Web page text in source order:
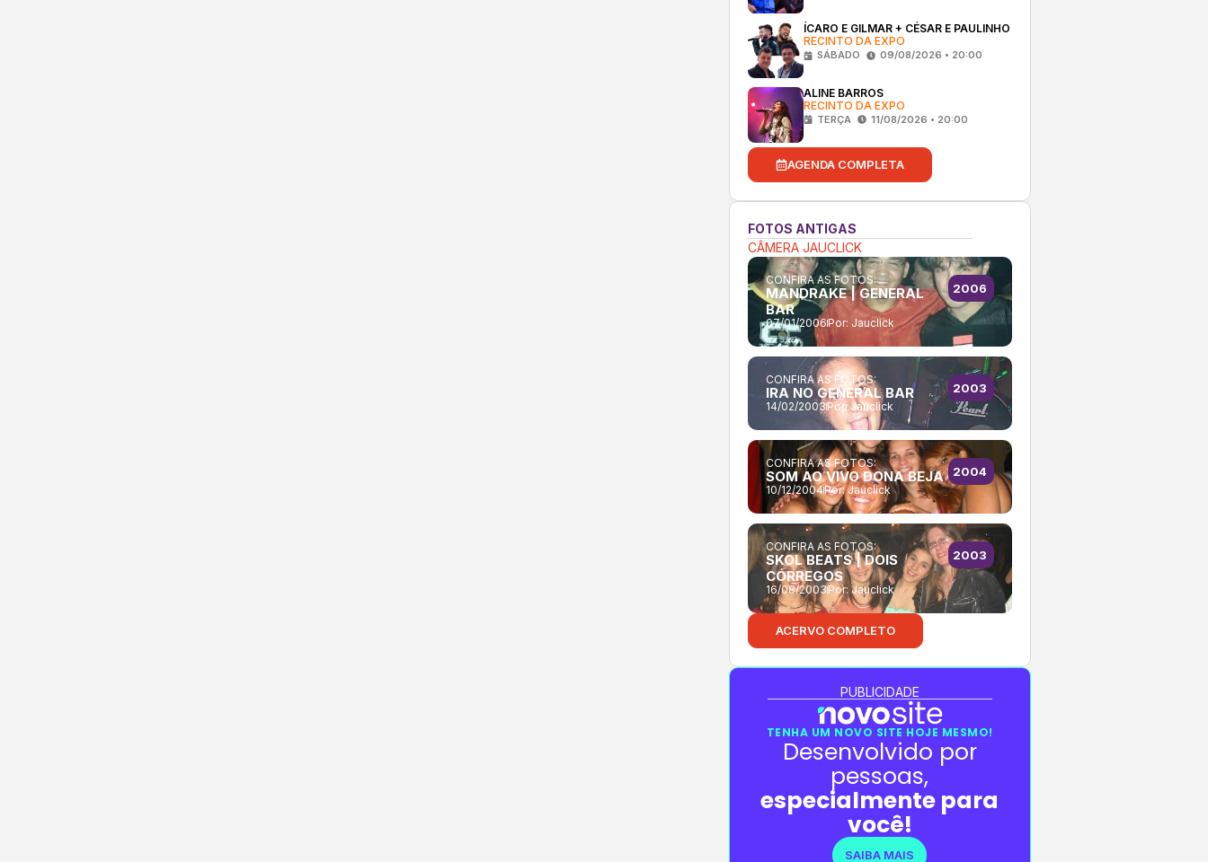
ÍCARO E GILMAR + CÉSAR E PAULINHO
RECINTO DA EXPO
SÁBADO 09/08/2026 • 20:00
ALINE BARROS
RECINTO DA EXPO
TERÇA 11/08/2026 • 20:00
AGENDA COMPLETA
FOTOS ANTIGAS
CÂMERA JAUCLICK
CONFIRA AS FOTOS:
MANDRAKE | GENERAL
BAR
07/01/2006Por: Jauclick
2006
CONFIRA AS FOTOS:
IRA NO GENERAL BAR
14/02/2003Por:Jauclick
2003
CONFIRA AS FOTOS:
SOM AO VIVO DONA BEJA
10/12/2004Por:Jauclick
2004
CONFIRA AS FOTOS:
SKOL BEATS | DOIS
CÓRREGOS
16/08/2003Por: Jauclick
2003
ACERVO COMPLETO
PUBLICIDADE
TENHA UM NOVO SITE HOJE MESMO!
Desenvolvido por
pessoas,
especialmente para
você!
SAIBA MAIS